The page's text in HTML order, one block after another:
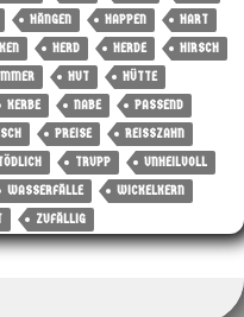
HÄNGEN HAPPEN
HART
HERD HERDE
HIRSCH
HUT
HÜTTE
KERBE NABE
PASSEND
PREISE
REISSZAHN
TRUPP
UNHEILVOLL
WASSERFÄLLE
WICKELKERN
ZUFÄLLIG